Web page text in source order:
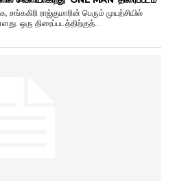
சங்ககிரி ராஜ்குமாரின் பெரும் முயற்சியில்
ஒரு திரைப்படத்திற்குத்...